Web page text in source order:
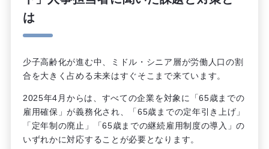
は
少子高齢化が進む中、ミドル・シニア層が労働人口の割
合を大きく占める未来はすぐそこまで来ています。
2025年4月からは、すべての企業を対象に「65歳までの
雇用確保」が義務化され、「65歳までの定年引き上げ」
「定年制の廃止」「65歳までの継続雇用制度の導入」の
いずれかに対応することが必要となります。